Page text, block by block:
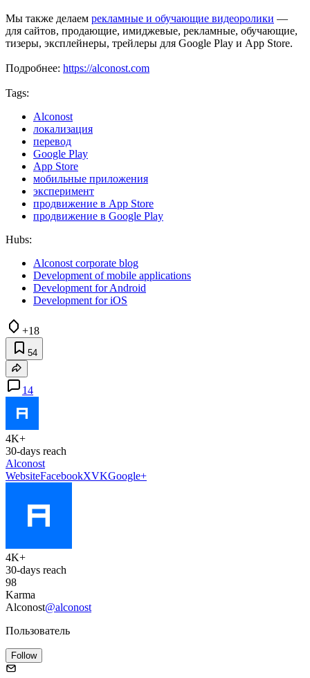
Мы также делаем рекламные и обучающие видеоролики —
для сайтов, продающие, имиджевые, рекламные, обучающие,
тизеры, эксплейнеры, трейлеры для Google Play и App Store.
Подробнее: https://alconost.com
Tags:
Alconost
локализация
перевод
Google Play
App Store
мобильные приложения
эксперимент
продвижение в App Store
продвижение в Google Play
Hubs:
Alconost corporate blog
Development of mobile applications
Development for Android
Development for iOS
+18
54
14
4K+
30-days reach
Alconost
WebsiteFacebookXVKGoogle+
4K+
30-days reach
98
Karma
Alconost@alconost
Пользователь
Follow